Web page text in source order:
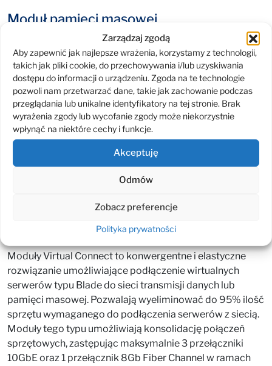
Zarządzaj zgodą
Aby zapewnić jak najlepsze wrażenia, korzystamy z technologii,
takich jak pliki cookie, do przechowywania i/lub uzyskiwania
dostępu do informacji o urządzeniu. Zgoda na te technologie
pozwoli nam przetwarzać dane, takie jak zachowanie podczas
przeglądania lub unikalne identyfikatory na tej stronie. Brak
wyrażenia zgody lub wycofanie zgody może niekorzystnie
wpłynąć na niektóre cechy i funkcje.
Akceptuję
Odmów
Zobacz preferencje
Polityka prywatności
Moduł pamięci masowej
Moduł D2220sb jest to podłączana za pomocą
szybkiego złącza PCI Express, bezpośrednio do jednego
sąsiadującego serwera typu blade, pamięć masowa.
Obsługuje maksymalnie dwanaście dysków
SAS/SATA/NL-SAS w formacie SFF (small form factor,
2,5”). Niemniej za pomocą oprogramowania HPE
StoreVirtual VSA możliwa jest zmiana D2220sb
w pamięć masową SAN iSCSI udostępnioną dla
wszystkich serwerów w obudowie oraz dowolnych
serwerów poza nią. Zarządzenie modułem odbywa się
dostępnego z poziomu przeglądarki internetowej.
Moduły Virtual Connect
Moduły Virtual Connect to konwergentne i elastyczne
rozwiązanie umożliwiające podłączenie wirtualnych
serwerów typu Blade do sieci transmisji danych lub
pamięci masowej. Pozwalają wyeliminować do 95% ilość
sprzętu wymaganego do podłączenia serwerów z siecią.
Moduły tego typu umożliwiają konsolidację połączeń
sprzętowych, zastępując maksymalnie 3 przełączniki
10GbE oraz 1 przełącznik 8Gb Fiber Channel w ramach